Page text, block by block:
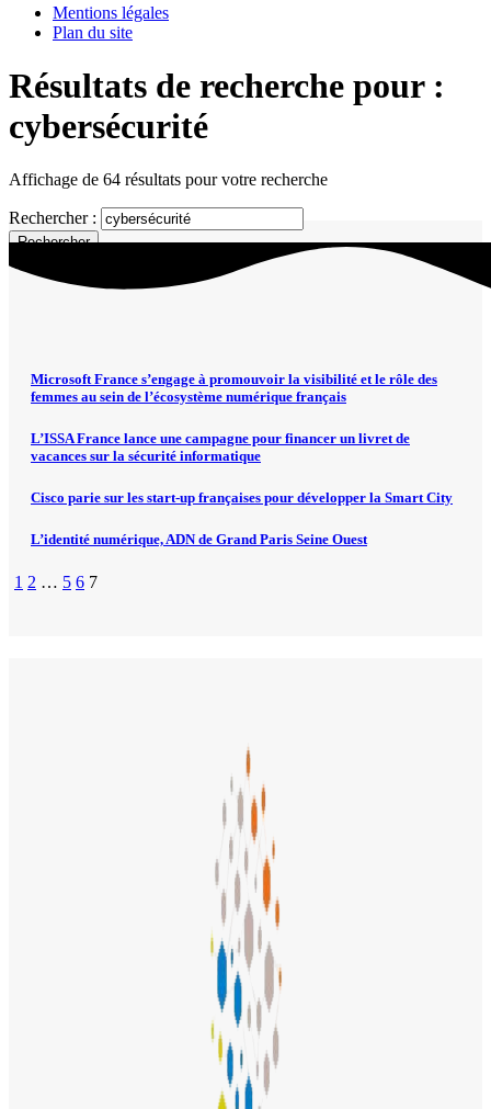
Mentions légales
Plan du site
Résultats de recherche pour :
cybersécurité
Affichage de 64 résultats pour votre recherche
Rechercher :
Microsoft France s’engage à promouvoir la visibilité et le rôle des
femmes au sein de l’écosystème numérique français
L’ISSA France lance une campagne pour financer un livret de
vacances sur la sécurité informatique
Cisco parie sur les start-up françaises pour développer la Smart City
L’identité numérique, ADN de Grand Paris Seine Ouest
1 2 … 5 6 7